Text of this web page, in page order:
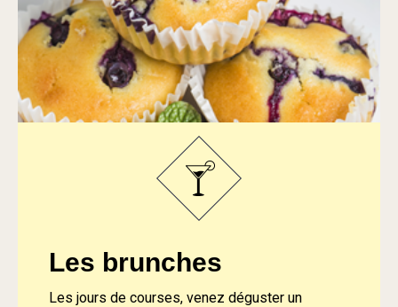
Les brunches
Les jours de courses, venez déguster un